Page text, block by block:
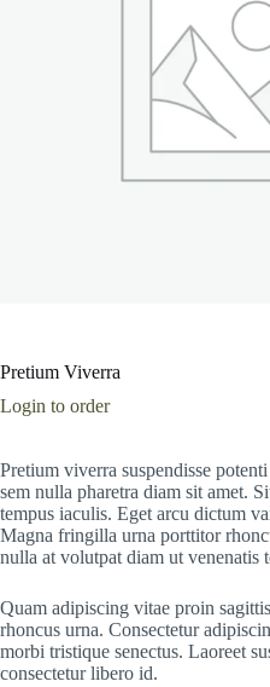
Pretium Viverra
Login to order
Pretium viverra suspendisse
sem nulla pharetra diam sit amet.
tempus iaculis. Eget arcu dictum
Magna fringilla urna porttitor
nulla at volutpat diam ut venenatis
Quam adipiscing vitae proin
rhoncus urna. Consectetur
morbi tristique senectus. Laoreet
consectetur libero id.